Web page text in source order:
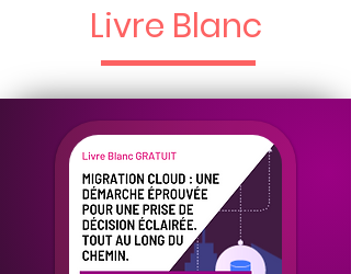
Livre Blanc